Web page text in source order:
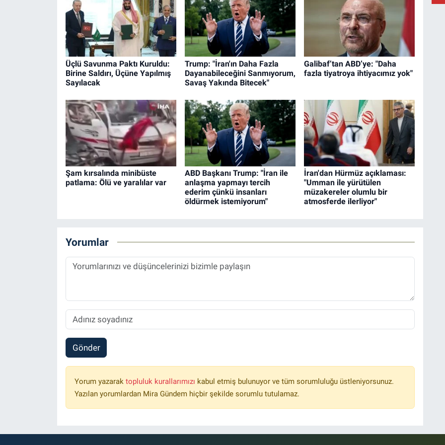
Üçlü Savunma Paktı Kuruldu:
Birine Saldırı, Üçüne Yapılmış
Sayılacak
Trump: "İran'ın Daha Fazla
Dayanabileceğini Sanmıyorum,
Savaş Yakında Bitecek"
Galibaf’tan ABD’ye: "Daha
fazla tiyatroya ihtiyacımız yok"
Şam kırsalında minibüste
patlama: Ölü ve yaralılar var
ABD Başkanı Trump: "İran ile
anlaşma yapmayı tercih
ederim çünkü insanları
öldürmek istemiyorum"
İran'dan Hürmüz açıklaması:
"Umman ile yürütülen
müzakereler olumlu bir
atmosferde ilerliyor"
Yorumlar
Gönder
Yorum yazarak topluluk kurallarımızı kabul etmiş bulunuyor ve tüm sorumluluğu üstleniyorsunuz.
Yazılan yorumlardan Mira Gündem hiçbir şekilde sorumlu tutulamaz.